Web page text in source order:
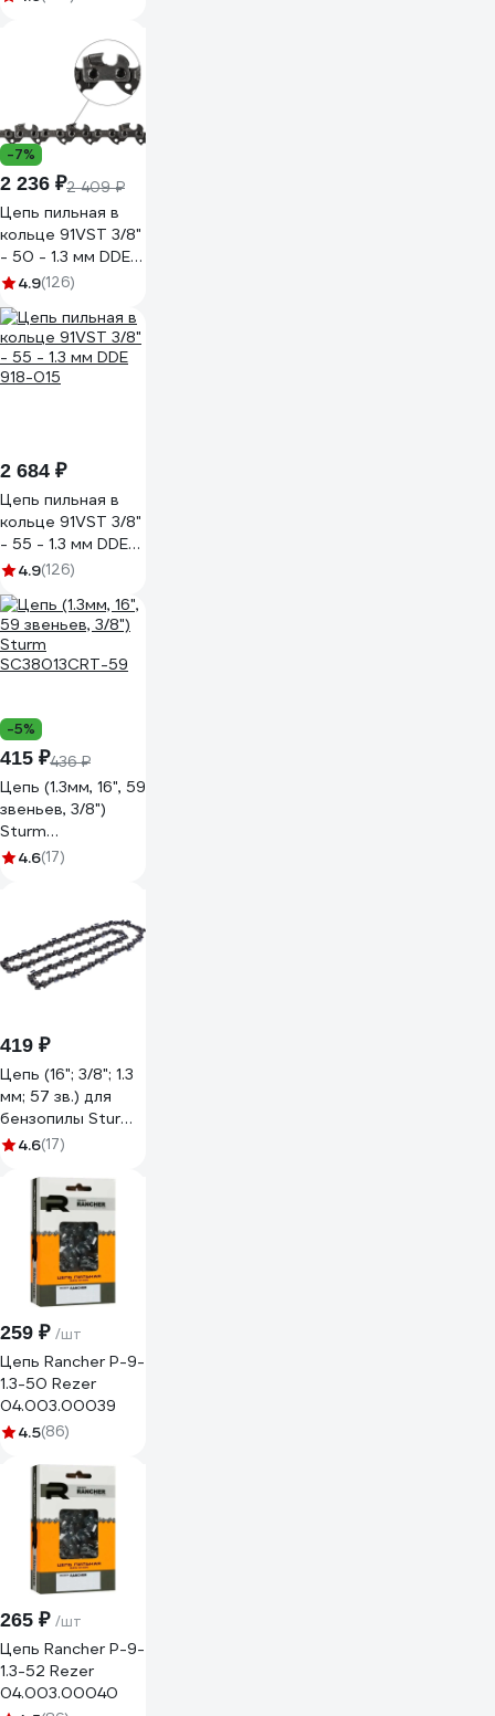
-7%
2 236 ₽2 409 ₽
Цепь пильная в
кольце 91VST 3/8"
- 50 - 1.3 мм DDE
916-929
4.9(126)
2 684 ₽
Цепь пильная в
кольце 91VST 3/8"
- 55 - 1.3 мм DDE
918-015
4.9(126)
-5%
415 ₽436 ₽
Цепь (1.3мм, 16", 59
звеньев, 3/8")
Sturm
SC38013CRT-59
4.6(17)
419 ₽
Цепь (16"; 3/8"; 1.3
мм; 57 зв.) для
бензопилы Sturm
SC38013CRT-57
4.6(17)
259 ₽ /шт
Цепь Rancher P-9-
1.3-50 Rezer
04.003.00039
4.5(86)
265 ₽ /шт
Цепь Rancher P-9-
1.3-52 Rezer
04.003.00040